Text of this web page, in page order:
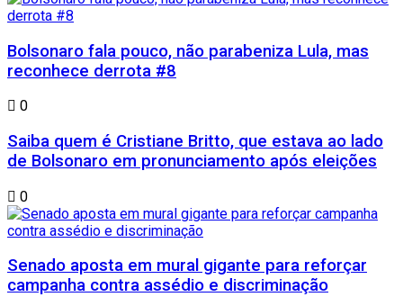
Bolsonaro fala pouco, não parabeniza Lula, mas
reconhece derrota #8
0
Saiba quem é Cristiane Britto, que estava ao lado
de Bolsonaro em pronunciamento após eleições
0
Senado aposta em mural gigante para reforçar
campanha contra assédio e discriminação